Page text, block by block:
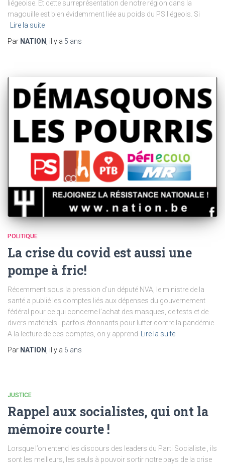
liégeoise. Et cette surreprésentation de notre région dans la
magouille est bien évidemment liée au poids du PS liégeois. Si
Lire la suite
Par NATION , il y a 5 ans
POLITIQUE
La crise du covid est aussi une
pompe à fric!
Récemment sous la pression d’un député NVA, le ministre de la
santé a publié les comptes liés aux dépenses du gouvernement
fédéral pour ce qui concerne l’achat des masques, de tests et de
divers matériels…parfois étonnants pour lutter contre la pandémie.
A la lecture de ces comptes, on y apprend Lire la suite
Par NATION , il y a 6 ans
JUSTICE
Rappel aux socialistes, qui ont la
mémoire courte !
Lorsque l’on entend les discours des leaders du Parti Socialiste , ils
sont les meilleurs, les seuls à pouvoir sortir notre pays de la crise